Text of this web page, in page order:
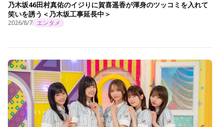
乃木坂46田村真佑のイジりに賀喜遥香が渾身のツッコミを入れて
笑いを誘う＜乃木坂工事延長中＞
2026/8/7 エンタメ